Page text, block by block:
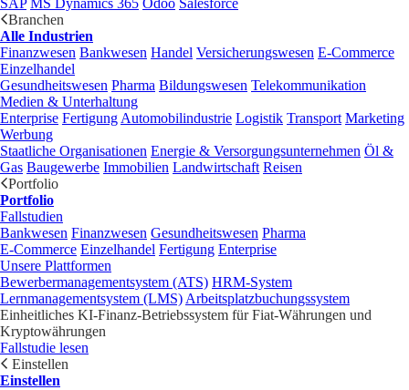
SAP MS Dynamics 365 Odoo Salesforce
Branchen
Alle Industrien
Finanzwesen Bankwesen Handel Versicherungswesen E-Commerce
Einzelhandel
Gesundheitswesen Pharma Bildungswesen Telekommunikation
Medien & Unterhaltung
Enterprise Fertigung Automobilindustrie Logistik Transport Marketing
Werbung
Staatliche Organisationen Energie & Versorgungsunternehmen Öl &
Gas Baugewerbe Immobilien Landwirtschaft Reisen
Portfolio
Portfolio
Fallstudien
Bankwesen Finanzwesen Gesundheitswesen Pharma
E-Commerce Einzelhandel Fertigung Enterprise
Unsere Plattformen
Bewerbermanagementsystem (ATS) HRM-System
Lernmanagementsystem (LMS) Arbeitsplatzbuchungssystem
Einheitliches KI-Finanz-Betriebssystem für Fiat-Währungen und
Kryptowährungen
Fallstudie lesen
Einstellen
Einstellen